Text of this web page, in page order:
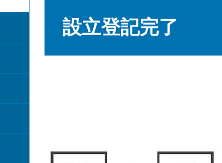
設立登記完了